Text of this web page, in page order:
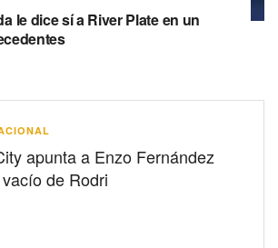
le dice sí a River Plate en un
apunta a Enzo Fernández
de Rodri